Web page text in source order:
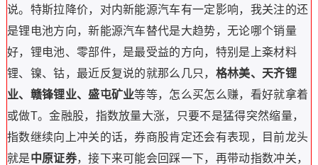
说。特斯拉降价，对内新能源汽车有一定影响，我关注的还
是锂电池方向，新能源汽车替代是大趋势，无论哪个销量
好，锂电池、零部件，是最受益的方向，特别是上㪰材料
锂、镍、钴，最近反复说的就那么几只， 格林美、天齐锂
业、赣锋锂业、盛屯矿业等等，怎么买怎么赚，看好就拿着
或做T。金融股，指数放量大涨，只要不是猛得突然缩量，
指数继续向上冲关的话，券商股肯定还会有表现，目前龙头
就是中原证券，接下来可能会回踩一下，再带动指数冲关，